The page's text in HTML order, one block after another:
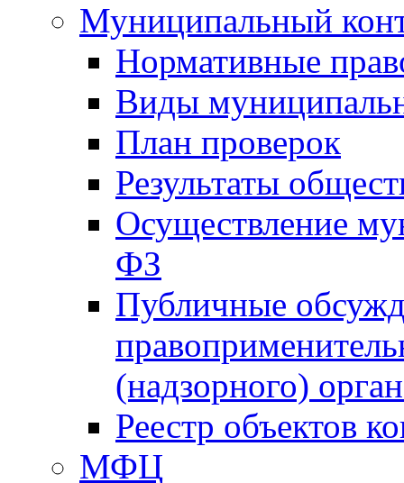
Муниципальный
Нормативные
Виды
План проверок
Результаты
Осуществление
ФЗ
Публичные
(надзорного)
Реестр объектов
МФЦ